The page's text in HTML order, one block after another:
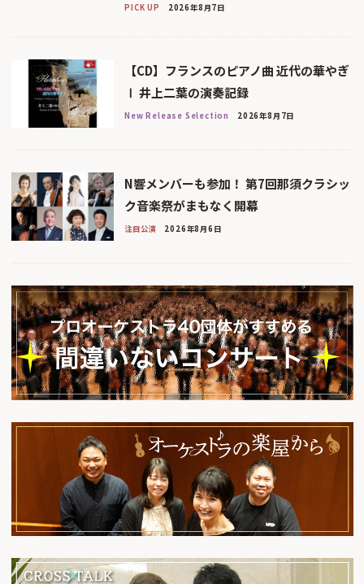
PICK UP 2026年8月7日
【CD】フランスのピアノ曲 近代の華やぎ
Ⅰ 井上二葉の演奏記録
New Release Selection 2026年8月7日
N響メンバーも参加！ 第7回那須クラシッ
ク音楽祭がまもなく開幕
注目公演 2026年8月6日